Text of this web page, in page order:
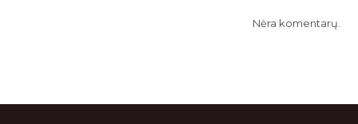
Nėra komentarų.